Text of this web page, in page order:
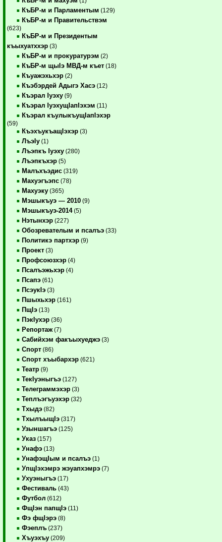
КъБР-м и Парламентым (129)
КъБР-м и Правительствэм
(623)
КъБР-м и Президентым
къыхуатххэр (3)
КъБР-м и прокуратурэм (2)
КъБР-м щыIэ МВД-м къет (18)
Къуажэхьхэр (2)
Къэбэрдей Адыгэ Хасэ (12)
Къэрал Iуэху (9)
Къэрал IуэхущIапIэхэм (11)
Къэрал къулыкъущIапIэхэр
(59)
КъэхъукъащIэхэр (3)
ЛъэIу (1)
Лъэпкъ Iуэху (280)
Лъэпкъхэр (5)
Малъхъэдис (319)
Махуэгъэпс (78)
Махуэку (365)
Мэшыкъуэ — 2010 (9)
Мэшыкъуэ-2014(5)
Нэтынхэр (227)
Обозревателым и псалъэ (33)
Политикэ партхэр (9)
Проект (3)
Профсоюзхэр (4)
Псалъэжьхэр (4)
Псапэ (61)
ПсэукIэ (3)
Пшыхьхэр (161)
ПщIэ (13)
ПэкIухэр (36)
Репортаж (7)
Сабийхэм факъыхуеджэ (3)
Спорт (86)
Спорт хъыбархэр (621)
Театр (9)
ТекIуэныгъэ (127)
Телеграммэхэр (3)
Теплъэгъуэхэр (32)
Тхыдэ (82)
ТхылъыщIэ (317)
Узыншагъэ (125)
Указ (157)
Унафэ (13)
УнафэщIым и псалъэ (1)
УпщIэхэмрэ жэуапхэмрэ (7)
Ухуэныгъэ (17)
Фестиваль (43)
Футбол (612)
ФщIэн папщIэ (11)
Фэ фщIэрэ (8)
Фэеплъ (237)
Хъуэхъу (209)